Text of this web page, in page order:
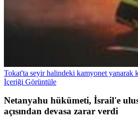
Tokat'ta seyir halindeki kamyonet yanarak
İçeriği Görüntüle
Netanyahu hükümeti, İsrail'e
açısından devasa zarar verdi